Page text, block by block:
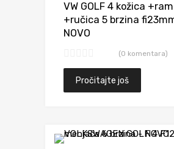
VW GOLF 4 kožica +ram
+ručica 5 brzina
NOVO
(0 komentara)
Pročitajte još